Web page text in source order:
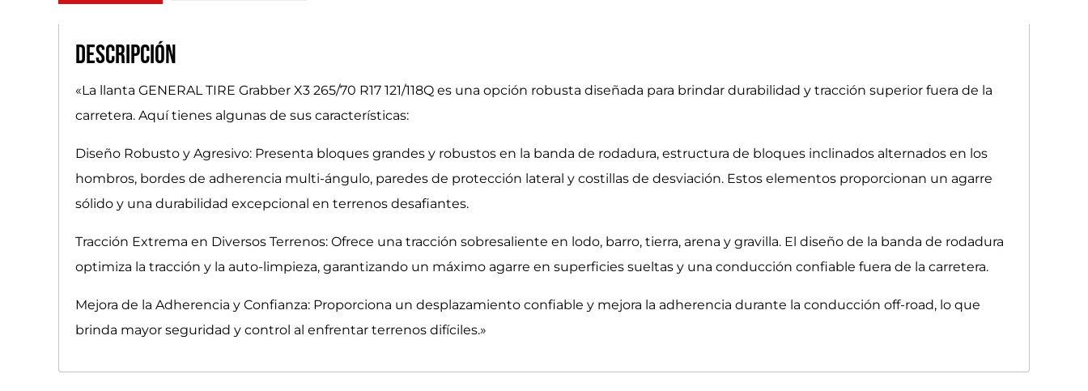
Descripción
«La llanta GENERAL TIRE Grabber X3 265/70 R17 121/118Q es una opción robusta diseñada para brindar durabilidad y tracción superior fuera de la
carretera. Aquí tienes algunas de sus características:
Diseño Robusto y Agresivo: Presenta bloques grandes y robustos en la banda de rodadura, estructura de bloques inclinados alternados en los
hombros, bordes de adherencia multi-ángulo, paredes de protección lateral y costillas de desviación. Estos elementos proporcionan un agarre
sólido y una durabilidad excepcional en terrenos desafiantes.
Tracción Extrema en Diversos Terrenos: Ofrece una tracción sobresaliente en lodo, barro, tierra, arena y gravilla. El diseño de la banda de rodadura
optimiza la tracción y la auto-limpieza, garantizando un máximo agarre en superficies sueltas y una conducción confiable fuera de la carretera.
Mejora de la Adherencia y Confianza: Proporciona un desplazamiento confiable y mejora la adherencia durante la conducción off-road, lo que
brinda mayor seguridad y control al enfrentar terrenos difíciles.»